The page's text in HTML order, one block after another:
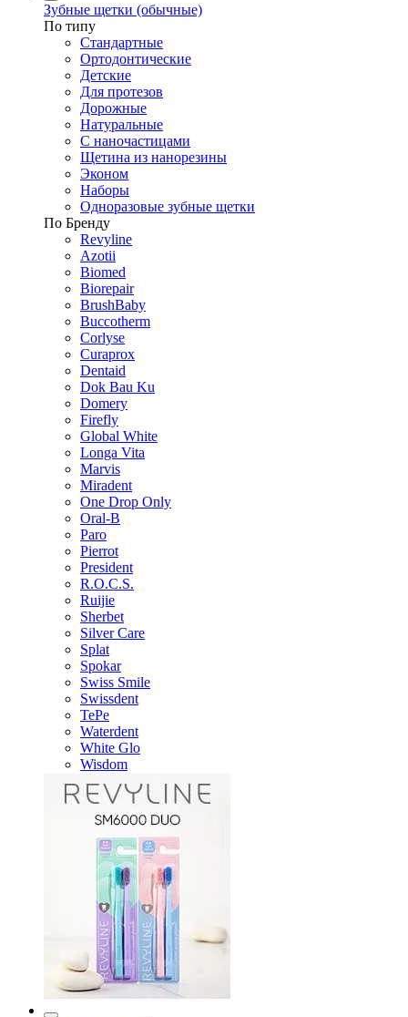
Зубные щетки (обычные)
По типу
Стандартные
Ортодонтические
Детские
Для протезов
Дорожные
Натуральные
С наночастицами
Щетина из нанорезины
Эконом
Наборы
Одноразовые зубные щетки
По Бренду
Revyline
Azotii
Biomed
Biorepair
BrushBaby
Buccotherm
Corlyse
Curaprox
Dentaid
Dok Bau Ku
Domery
Firefly
Global White
Longa Vita
Marvis
Miradent
One Drop Only
Oral-B
Paro
Pierrot
President
R.O.C.S.
Ruijie
Sherbet
Silver Care
Splat
Spokar
Swiss Smile
Swissdent
TePe
Waterdent
White Glo
Wisdom